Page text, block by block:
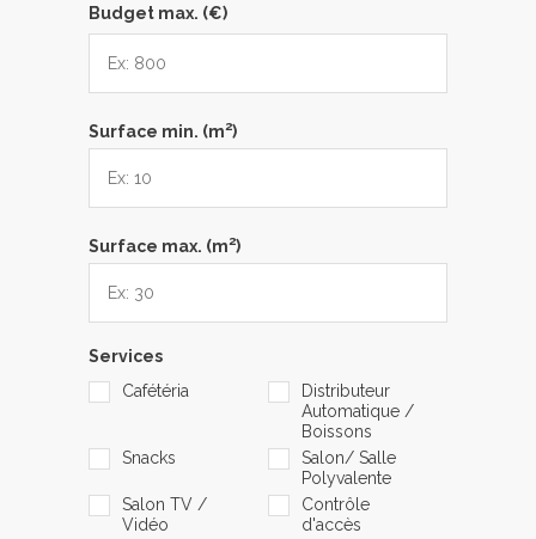
Budget max. (€)
Surface min. (m2)
Surface max. (m2)
Services
Cafétéria
Distributeur
Automatique /
Boissons
Snacks
Salon/ Salle
Polyvalente
Salon TV /
Vidéo
Contrôle
d'accès